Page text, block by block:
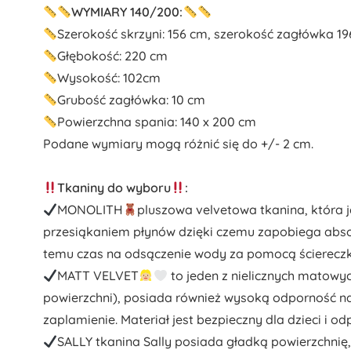
WYMIARY 140/200:
Szerokość skrzyni: 156 cm, szerokość zagłówka
Głębokość: 220 cm
Wysokość: 102cm
Grubość zagłówka: 10 cm
Powierzchna spania: 140 x 200 cm
Podane wymiary mogą różnić się do +/- 2 cm.
Tkaniny do wyboru
:
MONOLITH
pluszowa velvetowa tkanina, która
przesiąkaniem płynów dzięki czemu zapobiega
temu czas na odsączenie wody za pomocą
MATT VELVET
to jeden z nielicznych
powierzchni), posiada również wysoką odporność
zaplamienie. Materiał jest bezpieczny dla dzieci i
SALLY tkanina Sally posiada gładką